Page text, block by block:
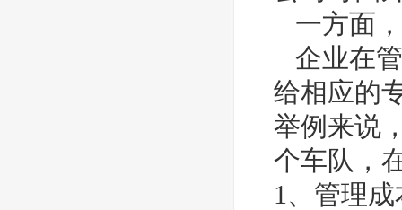
一方面
企业在
给相应的
举例来说
个车队，
1、管理